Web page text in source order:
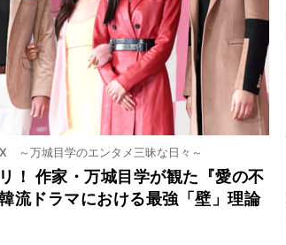
～万城目学のエンタメ三昧な日々～
！ 作家・万城目学が観た『愛の不
流ドラマにおける最強「壁」理論